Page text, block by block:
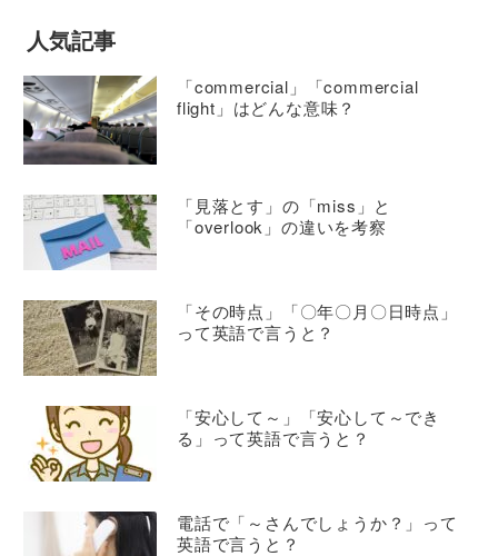
人気記事
「commercial」「commercial
flight」はどんな意味？
「見落とす」の「miss」と
「overlook」の違いを考察
「その時点」「〇年〇月〇日時点」
って英語で言うと？
「安心して～」「安心して～でき
る」って英語で言うと？
電話で「～さんでしょうか？」って
英語で言うと？